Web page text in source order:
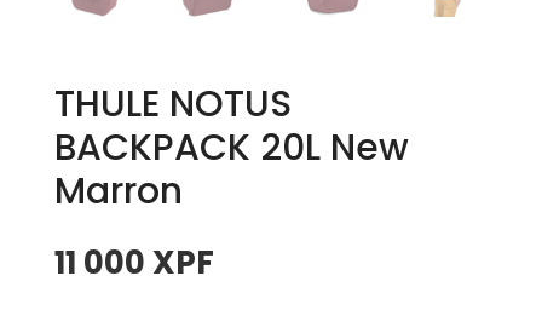
THULE NOTUS
BACKPACK 20L New
Marron
11 000 XPF